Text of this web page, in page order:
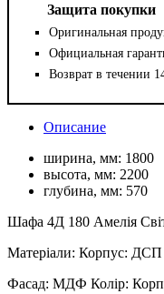
Защита покупки
Оригинальная
Официальная
Возврат в течении
Описание
ширина, мм: 1800
высота, мм: 2200
глубина, мм: 570
Шафа 4Д 180 Амелія
Матеріали: Корпус: ДСП
Фасад: МДФ Колір: